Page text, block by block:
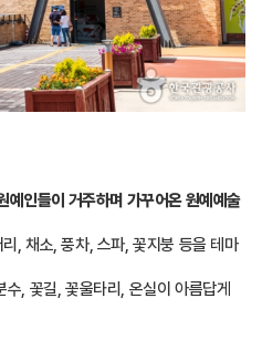
인들이 거주하며 가꾸어온 원예예술
, 채소, 풍차, 스파, 꽃지붕 등을 테마
, 꽃길, 꽃울타리, 온실이 아름답게